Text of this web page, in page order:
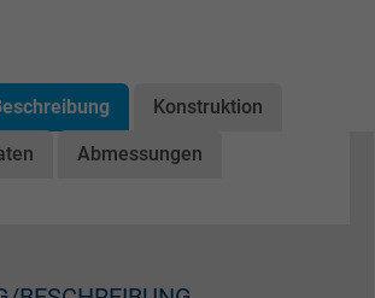
Konstruktion
Abmessungen